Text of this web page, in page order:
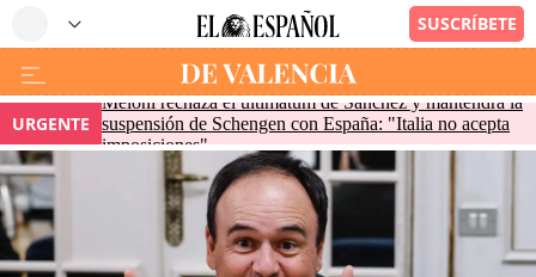
URGENTE
Meloni rechaza el ultimátum de Sánchez y mantendrá la
suspensión de Schengen con España: "Italia no acepta
imposiciones"